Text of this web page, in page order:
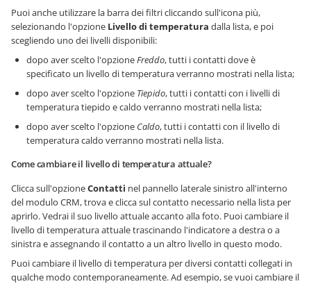
Puoi anche utilizzare la barra dei filtri cliccando sull'icona più,
selezionando l'opzione Livello di temperatura dalla lista, e poi
scegliendo uno dei livelli disponibili:
dopo aver scelto l'opzioneFreddo, tutti i contatti dove è
specificato un livello di temperatura verranno mostrati nella lista;
dopo aver scelto l'opzione Tiepido, tutti i contatti con i livelli di
temperatura tiepido e caldo verranno mostrati nella lista;
dopo aver scelto l'opzione Caldo, tutti i contatti con il livello di
temperatura caldo verranno mostrati nella lista.
Come cambiare il livello di temperatura attuale?
Clicca sull'opzioneContatti nel pannello laterale sinistro all'interno
del modulo CRM, trova e clicca sul contatto necessario nella lista per
aprirlo. Vedrai il suo livello attuale accanto alla foto. Puoi cambiare il
livello di temperatura attuale trascinando l'indicatore a destra o a
sinistra e assegnando il contatto a un altro livello in questo modo.
Puoi cambiare il livello di temperatura per diversi contatti collegati in
qualche modo contemporaneamente. Ad esempio, se vuoi cambiare il